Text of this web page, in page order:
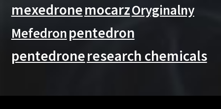
mexedronemocarzOryginalny
Mefedronpentedron
pentedroneresearch chemicals